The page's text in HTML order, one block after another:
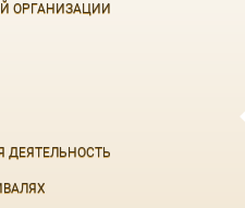
ОРГАНИЗАЦИИ
ДЕЯТЕЛЬНОСТЬ